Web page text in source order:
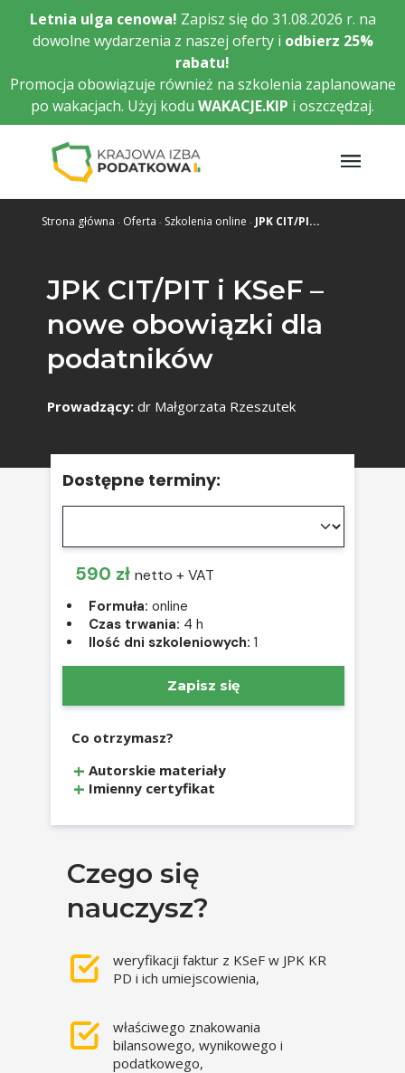
Przejdź
treści
Letnia ulga cenowa! Zapisz się do 31.08.2026 r. na
dowolne wydarzenia z naszej oferty i odbierz 25%
rabatu!
Promocja obowiązuje również na szkolenia zaplanowane
po wakacjach. Użyj kodu WAKACJE.KIP i oszczędzaj.
Strona główna Oferta Szkolenia online JPK CIT/PI...
JPK CIT/PIT i KSeF –
nowe obowiązki dla
podatników
Prowadzący: dr Małgorzata Rzeszutek
Dostępne terminy:
590 zł netto + VAT
Formuła: online
Czas trwania: 4 h
Ilość dni szkoleniowych: 1
Zapisz się
Co otrzymasz?
Autorskie materiały
Imienny certyfikat
Czego się
nauczysz?
weryfikacji faktur z KSeF w JPK KR
PD i ich umiejscowienia,
właściwego znakowania
bilansowego, wynikowego i
podatkowego,